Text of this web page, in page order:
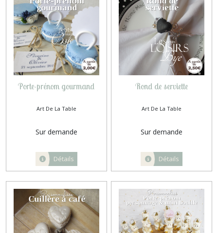
Porte-prénom gourmand
Art De La Table
Sur demande
Détails
Rond de serviette
Art De La Table
Sur demande
Détails